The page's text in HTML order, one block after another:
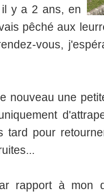
y a 2 ans, en
pêché aux
vous,
nouveau une
tard pour
rapport à mon